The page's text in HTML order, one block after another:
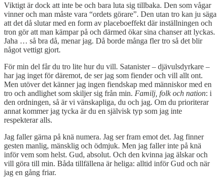
Viktigt är dock att inte be och bara luta sig tillbaka. Den som vågar
vinner och man måste vara “ordets görare”. Den utan tro kan ju säga
att det då slutar med en form av placeboeffekt där inställningen och
tron gör att man kämpar på och därmed ökar sina chanser att lyckas.
Jaha … så bra då, menar jag. Då borde många fler tro så det blir
något vettigt gjort.
För min del får du tro lite hur du vill. Satanister – djävulsdyrkare –
har jag inget för däremot, de ser jag som fiender och vill allt ont.
Men utöver det känner jag ingen fiendskap med människor med en
tro och andlighet som skiljer sig från min. Familj, folk och nation: i
den ordningen, så är vi vänskapliga, du och jag. Om du prioriterar
annat kommer jag tycka är du en självisk typ som jag inte
respekterar alls.
Jag faller gärna på knä numera. Jag ser fram emot det. Jag finner
gesten manlig, mänsklig och ödmjuk. Men jag faller inte på knä
inför vem som helst. Gud, absolut. Och den kvinna jag älskar och
vill göra till min. Båda tillfällena är heliga: alltid inför Gud och när
jag en gång friar.